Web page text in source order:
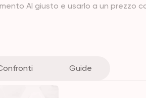
AI giusto e usarlo a un prezzo
Guide